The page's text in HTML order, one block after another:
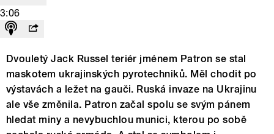
3:06
Dvouletý Jack Russel teriér jménem Patron se stal
maskotem ukrajinských pyrotechniků. Měl chodit po
výstavách a ležet na gauči. Ruská invaze na Ukrajinu
ale vše změnila. Patron začal spolu se svým pánem
hledat miny a nevybuchlou munici, kterou po sobě